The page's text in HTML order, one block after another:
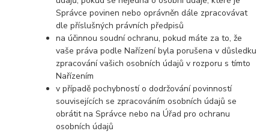
Správce povinen nebo oprávněn dále zpracovávat
dle příslušných právních předpisů
na účinnou soudní ochranu, pokud máte za to, že
vaše práva podle Nařízení byla porušena v důsledku
zpracování vašich osobních údajů v rozporu s tímto
Nařízením
v případě pochybností o dodržování povinností
souvisejících se zpracováním osobních údajů se
obrátit na Správce nebo na Úřad pro ochranu
osobních údajů